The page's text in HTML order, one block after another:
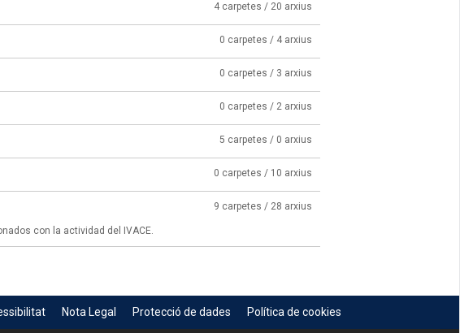
4 carpetes / 20 arxius
0 carpetes / 4 arxius
0 carpetes / 3 arxius
0 carpetes / 2 arxius
5 carpetes / 0 arxius
0 carpetes / 10 arxius
9 carpetes / 28 arxius
con la actividad del IVACE.
Nota Legal Protecció de dades Política de cookies